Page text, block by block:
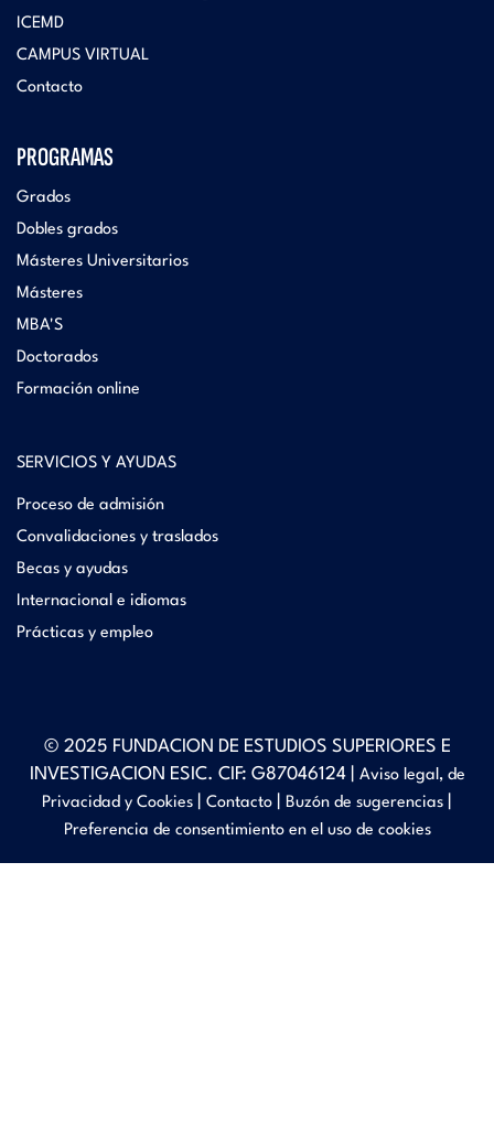
ICEMD
CAMPUS VIRTUAL
Contacto
PROGRAMAS
Grados
Dobles grados
Másteres Universitarios
Másteres
MBA'S
Doctorados
Formación online
SERVICIOS Y AYUDAS
Proceso de admisión
Convalidaciones y traslados
Becas y ayudas
Internacional e idiomas
Prácticas y empleo
© 2025 FUNDACION DE ESTUDIOS SUPERIORES E
INVESTIGACION ESIC. CIF: G87046124 | Aviso legal, de
Privacidad y Cookies
Contacto Buzón de sugerencias
Preferencia de consentimiento en el uso de cookies